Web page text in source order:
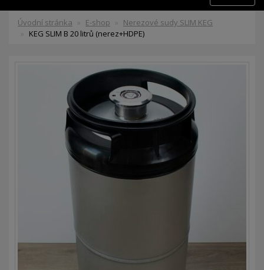
Úvodní stránka E-shop
Nerezové sudy SLIM KEG
KEG SLIM B 20 litrů (nerez+HDPE)